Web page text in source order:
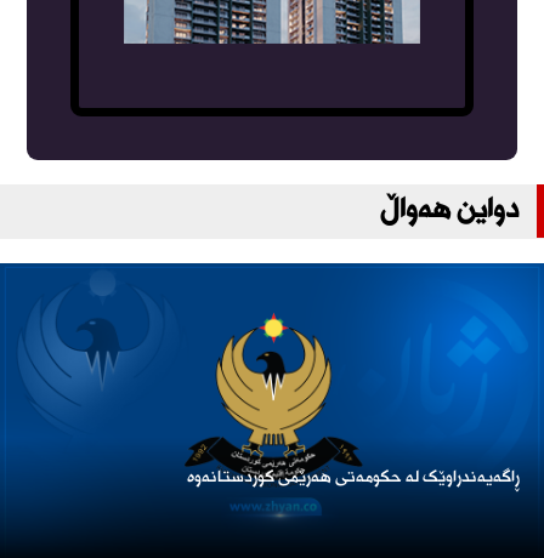
دواین هەواڵ
ڕاگەیەندراوێک لە حکومەتی هەرێمی کوردستانەوە